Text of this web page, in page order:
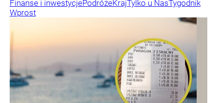
Finanse i inwestycjePodróżeKrajTylko u NasTygodnik
Wprost